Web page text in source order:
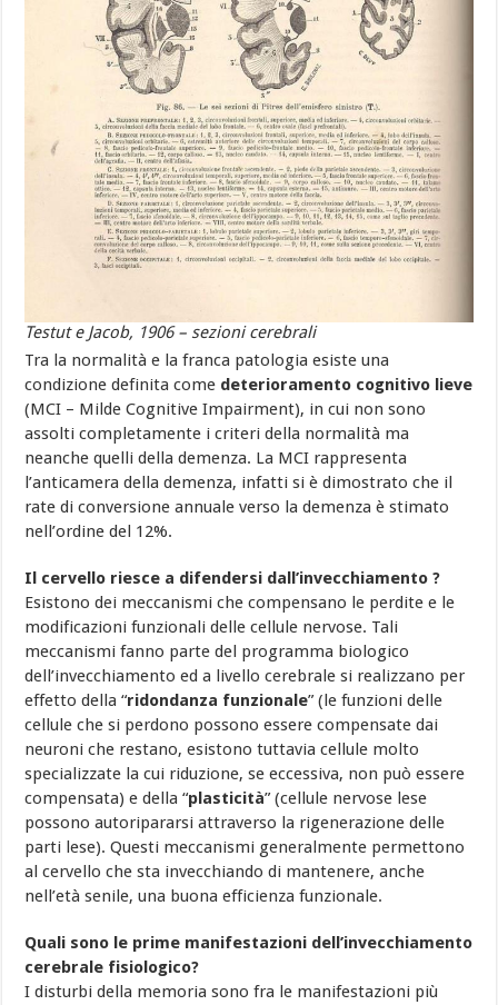
Testut e Jacob, 1906 – sezioni cerebrali
Tra la normalità e la franca patologia esiste una
condizione definita come deterioramento cognitivo lieve
(MCI – Milde Cognitive Impairment), in cui non sono
assolti completamente i criteri della normalità ma
neanche quelli della demenza. La MCI rappresenta
l’anticamera della demenza, infatti si è dimostrato che il
rate di conversione annuale verso la demenza è stimato
nell’ordine del 12%.
Il cervello riesce a difendersi dall’invecchiamento ?
Esistono dei meccanismi che compensano le perdite e le
modificazioni funzionali delle cellule nervose. Tali
meccanismi fanno parte del programma biologico
dell’invecchiamento ed a livello cerebrale si realizzano per
effetto della “ridondanza funzionale” (le funzioni delle
cellule che si perdono possono essere compensate dai
neuroni che restano, esistono tuttavia cellule molto
specializzate la cui riduzione, se eccessiva, non può essere
compensata) e della “plasticità” (cellule nervose lese
possono autoripararsi attraverso la rigenerazione delle
parti lese). Questi meccanismi generalmente permettono
al cervello che sta invecchiando di mantenere, anche
nell’età senile, una buona efficienza funzionale.
Quali sono le prime manifestazioni dell’invecchiamento
cerebrale fisiologico?
I disturbi della memoria sono fra le manifestazioni più